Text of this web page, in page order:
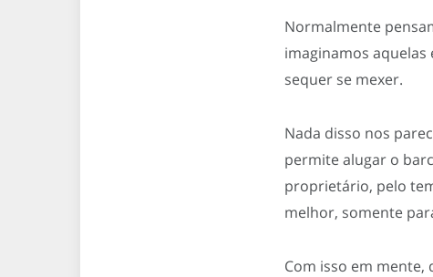
Normalmente
imaginamos aquelas
sequer se mexer.
Nada disso nos
permite alugar o
proprietário, pelo
melhor, somente
Com isso em